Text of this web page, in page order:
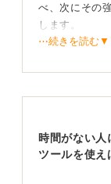
べ、次にその
します。
最初に結論を
話が始まるの
⋯続きを読む▼
時間がない人
ツールを使え